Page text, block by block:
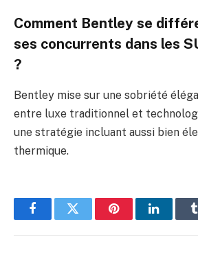
Comment Bentley se
ses concurrents dans les
?
Bentley mise sur une sobriété
entre luxe traditionnel et
une stratégie incluant aussi bien
thermique.
FacebookTwitter PinterestLinkedIn